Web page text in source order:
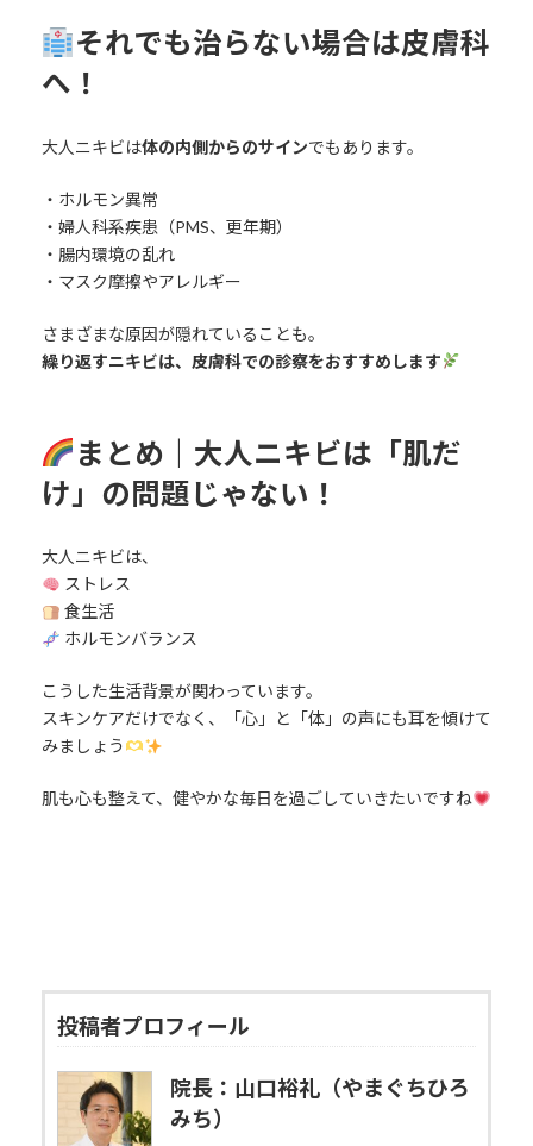
それでも治らない場合は皮膚科
へ！
大人ニキビは体の内側からのサインでもあります。
・ホルモン異常
・婦人科系疾患（PMS、更年期）
・腸内環境の乱れ
・マスク摩擦やアレルギー
さまざまな原因が隠れていることも。
繰り返すニキビは、皮膚科での診察をおすすめします
まとめ｜大人ニキビは「肌だ
け」の問題じゃない！
大人ニキビは、
ストレス
食生活
ホルモンバランス
こうした生活背景が関わっています。
スキンケアだけでなく、「心」と「体」の声にも耳を傾けて
みましょう
肌も心も整えて、健やかな毎日を過ごしていきたいですね
投稿者プロフィール
院長：山口裕礼（やまぐちひろ
みち）